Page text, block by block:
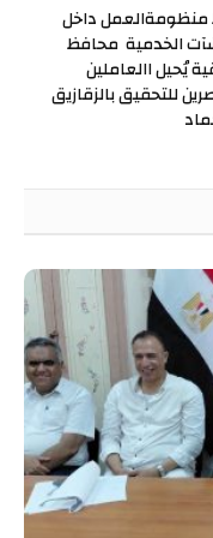
منظومةالعمل داخل
الخدمية محافظ
يُحيل االعاملين
للتحقيق بالزقازيق